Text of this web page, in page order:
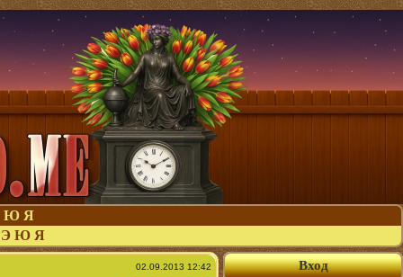
Ю Я
Э Ю Я
02.09.2013 12:42 Вход